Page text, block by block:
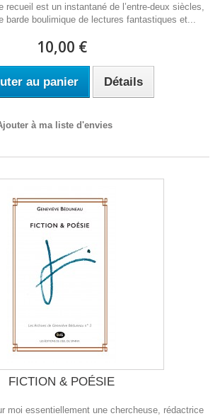
recueil est un instantané de l’entre-deux siècles,
barde boulimique de lectures fantastiques et...
10,00 €
au panier Détails
à ma liste d'envies
FICTION & POÉSIE
moi essentiellement une chercheuse, rédactrice